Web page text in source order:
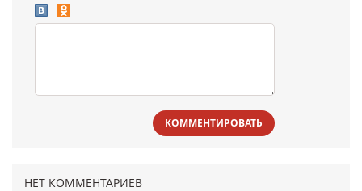
КОММЕНТИРОВАТЬ
НЕТ КОММЕНТАРИЕВ